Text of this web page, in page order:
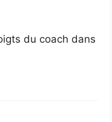
du coach dans